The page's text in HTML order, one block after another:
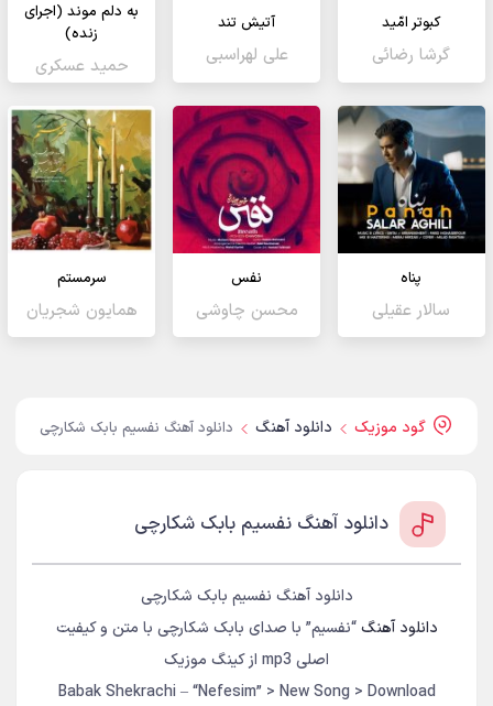
کبوتر امّید
گرشا رضائی
آتیش تند
علی لهراسبی
به دلم موند (اجرای
زنده)
حمید عسکری
پناه
سالار عقیلی
نفس
محسن چاوشی
سرمستم
همایون شجریان
گود موزیک دانلود آهنگ دانلود آهنگ نفسیم بابک شکارچی
دانلود آهنگ نفسیم بابک شکارچی
دانلود آهنگ نفسیم بابک شکارچی
دانلود آهنگ“نفسیم” با صدای بابک شکارچی با متن و کیفیت
اصلی mp3 از کینگ موزیک
Babak Shekrachi – “Nefesim” > New Song > Download